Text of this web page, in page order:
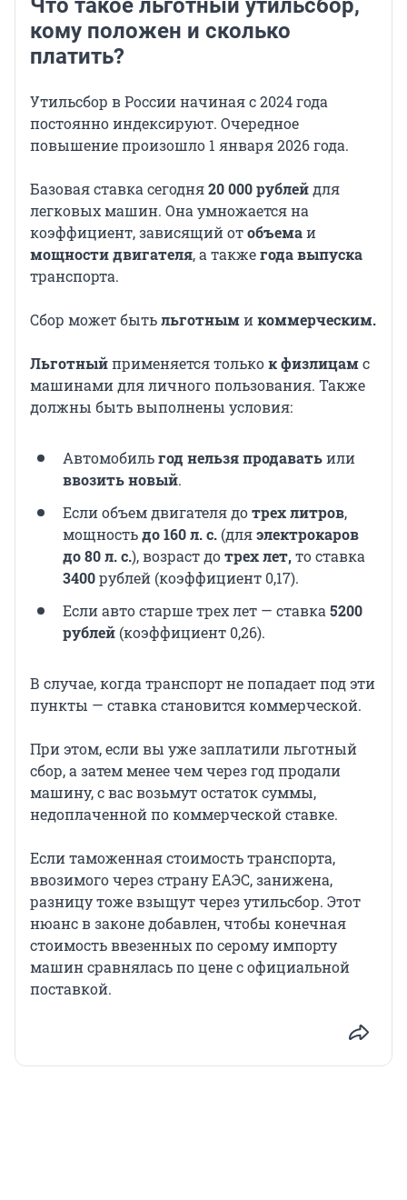
Что такое льготный утильсбор,
кому положен и сколько
платить?
Утильсбор в России начиная с 2024 года
постоянно индексируют. Очередное
повышение произошло 1 января 2026 года.
Базовая ставка сегодня20 000 рублейдля
легковых машин. Она умножается на
коэффициент, зависящий отобъемаи
мощности двигателя, а такжегода выпуска
транспорта.
Сбор может бытьльготнымикоммерческим.
Льготныйприменяется толькок физлицамс
машинами для личного пользования. Также
должны быть выполнены условия:
Автомобильгод нельзя продаватьили
ввозить новый.
Если объем двигателя дотрех литров,
мощностьдо 160 л. с. (дляэлектрокаров
до 80 л. с.), возраст дотрех лет,то ставка
3400рублей (коэффициент 0,17).
Если авто старше трех лет — ставка5200
рублей (коэффициент 0,26).
В случае, когда транспорт не попадает под эти
пункты — ставка становится коммерческой.
При этом, если вы уже заплатили льготный
сбор, а затем менее чем через год продали
машину, с вас возьмут остаток суммы,
недоплаченной по коммерческой ставке.
Если таможенная стоимость транспорта,
ввозимого через страну ЕАЭС, занижена,
разницу тоже взыщут через утильсбор. Этот
нюанс в законе добавлен, чтобы конечная
стоимость ввезенных по серому импорту
машин сравнялась по цене с официальной
поставкой.